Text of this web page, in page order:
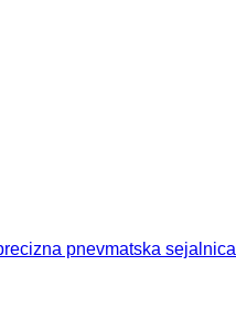
pnevmatska sejalnica